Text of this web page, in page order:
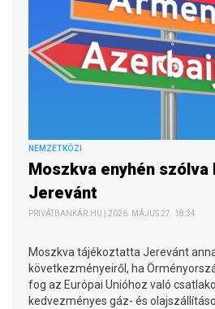
NEMZETKÖZI
Moszkva enyhén
Jerevánt
PRIVÁTBANKÁR.HU | 2026. MÁJUS 27. 18:34
Moszkva tájékoztatta Jerevánt
következményeiről, ha
fog az Európai Unióhoz való
kedvezményes gáz- és